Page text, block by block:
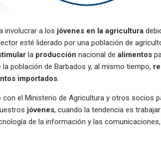
involucrar a los jóvenes en la agricultura
esté liderado por una población de
la producción nacional de alimentos
la población de Barbados y, al mismo tiempo,
importados.
el Ministerio de Agricultura y otros socios
jóvenes, cuando la tendencia es
de la información y las